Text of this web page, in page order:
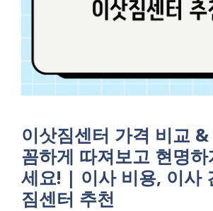
이삿짐센터 가격 비교
꼼하게 따져보고 현명
세요! | 이사 비용, 이사
짐센터 추천